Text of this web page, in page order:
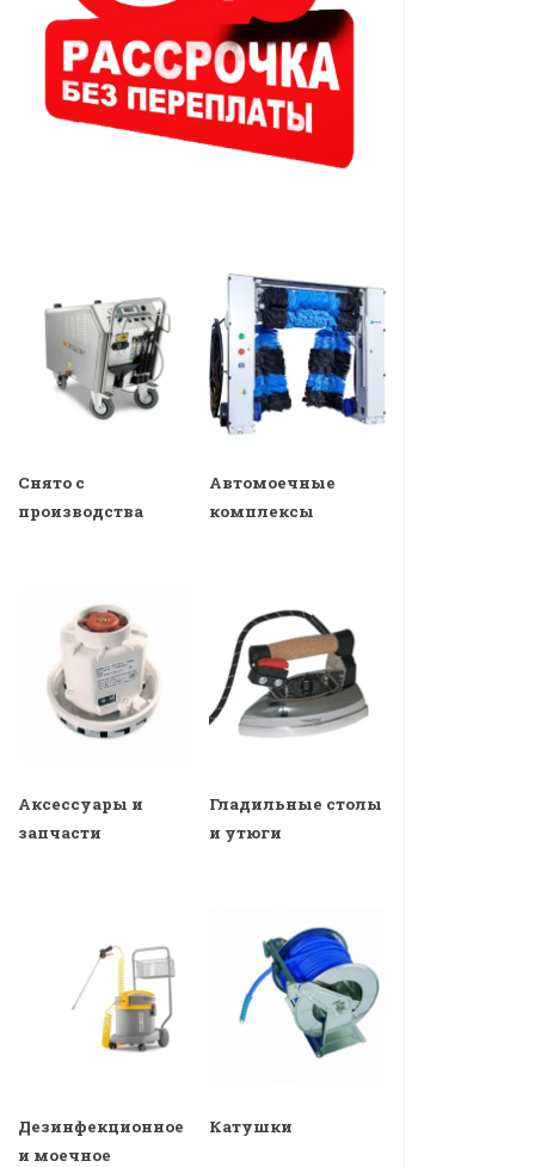
Снято с
производства
Автомоечные
комплексы
Аксессуары и
запчасти
Гладильные столы
и утюги
Дезинфекционное
и моечное
Катушки